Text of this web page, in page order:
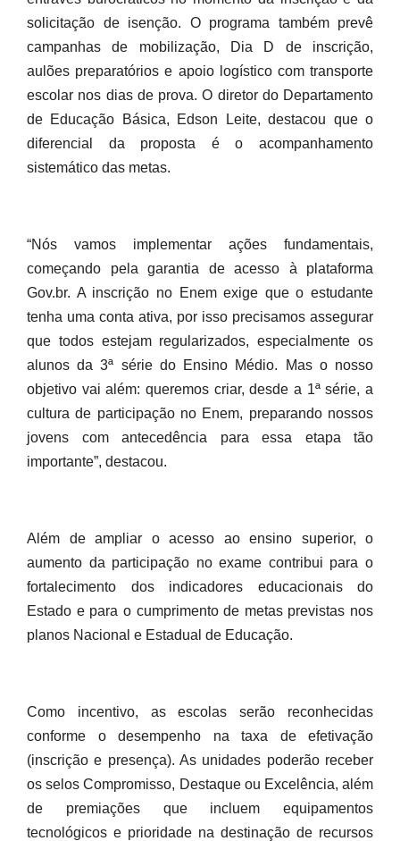
solicitação de isenção. O programa também prevê
campanhas de mobilização, Dia D de inscrição,
aulões preparatórios e apoio logístico com transporte
escolar nos dias de prova. O diretor do Departamento
de Educação Básica, Edson Leite, destacou que o
diferencial da proposta é o acompanhamento
sistemático das metas.
“Nós vamos implementar ações fundamentais,
começando pela garantia de acesso à plataforma
Gov.br. A inscrição no Enem exige que o estudante
tenha uma conta ativa, por isso precisamos assegurar
que todos estejam regularizados, especialmente os
alunos da 3ª série do Ensino Médio. Mas o nosso
objetivo vai além: queremos criar, desde a 1ª série, a
cultura de participação no Enem, preparando nossos
jovens com antecedência para essa etapa tão
importante”, destacou.
Além de ampliar o acesso ao ensino superior, o
aumento da participação no exame contribui para o
fortalecimento dos indicadores educacionais do
Estado e para o cumprimento de metas previstas nos
planos Nacional e Estadual de Educação.
Como incentivo, as escolas serão reconhecidas
conforme o desempenho na taxa de efetivação
(inscrição e presença). As unidades poderão receber
os selos Compromisso, Destaque ou Excelência, além
de premiações que incluem equipamentos
tecnológicos e prioridade na destinação de recursos